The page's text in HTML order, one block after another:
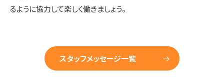
るように協力して楽しく働きましょう。
スタッフメッセージ一覧